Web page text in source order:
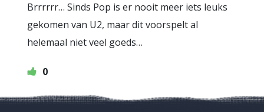
Brrrrrr… Sinds Pop is er nooit meer iets leuks
gekomen van U2, maar dit voorspelt al
helemaal niet veel goeds…
0